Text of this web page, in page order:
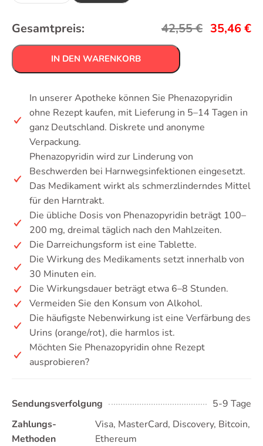
Gesamtpreis: 42,55€ 35,46€
IN DEN WARENKORB
In unserer Apotheke können Sie Phenazopyridin
ohne Rezept kaufen, mit Lieferung in 5–14 Tagen in
ganz Deutschland. Diskrete und anonyme
Verpackung.
Phenazopyridin wird zur Linderung von
Beschwerden bei Harnwegsinfektionen eingesetzt.
Das Medikament wirkt als schmerzlinderndes Mittel
für den Harntrakt.
Die übliche Dosis von Phenazopyridin beträgt 100–
200 mg, dreimal täglich nach den Mahlzeiten.
Die Darreichungsform ist eine Tablette.
Die Wirkung des Medikaments setzt innerhalb von
30 Minuten ein.
Die Wirkungsdauer beträgt etwa 6–8 Stunden.
Vermeiden Sie den Konsum von Alkohol.
Die häufigste Nebenwirkung ist eine Verfärbung des
Urins (orange/rot), die harmlos ist.
Möchten Sie Phenazopyridin ohne Rezept
ausprobieren?
Sendungsverfolgung
5-9 Tage
Zahlungs-
Methoden
Visa, MasterCard, Discovery, Bitcoin,
Ethereum